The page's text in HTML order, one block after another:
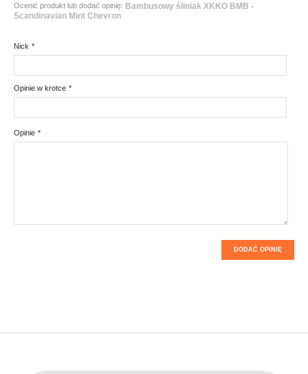
Ocenić produkt lub dodać opinię: Bambusowy śliniak XKKO BMB -
Scandinavian Mint Chevron
*
Nick
*
Opinie w krotce
*
Opinie
DODAĆ OPINIĘ